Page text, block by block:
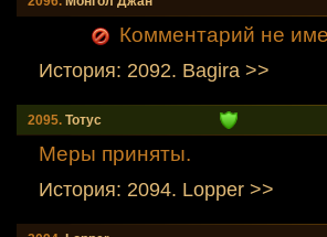
Комментарий не
История: 2092. Bagirа >>
2095. Тотус
Меры приняты.
История: 2094. Lopper >>